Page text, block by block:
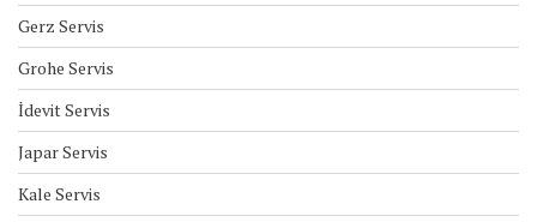
Gerz Servis
Grohe Servis
İdevit Servis
Japar Servis
Kale Servis